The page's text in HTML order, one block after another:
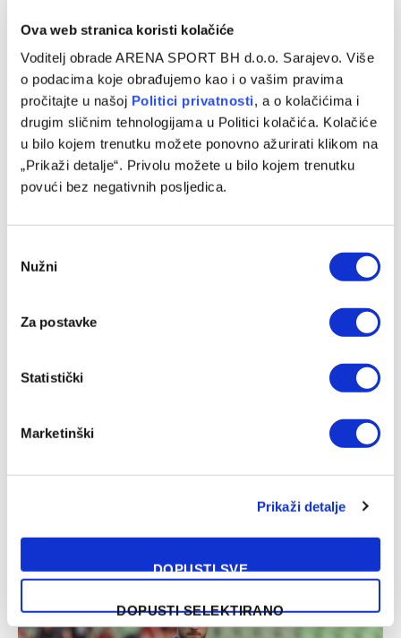
Ova web stranica koristi kolačiće
Voditelj obrade ARENA SPORT BH d.o.o. Sarajevo. Više
o podacima koje obrađujemo kao i o vašim pravima
pročitajte u našoj Politici privatnosti, a o kolačićima i
drugim sličnim tehnologijama u Politici kolačića. Kolačiće
u bilo kojem trenutku možete ponovno ažurirati klikom na
„Prikaži detalje“. Privolu možete u bilo kojem trenutku
povući bez negativnih posljedica.
Selection
Nužni
Za postavke
Statistički
Marketinški
Prikaži detalje
DOPUSTI SVE
DOPUSTI SELEKTIRANO
Rožman najavio doselekciju kadra nakon ispadanja iz
Evrope
Ulaz na meč Sarajevo – Radnik besplatan, bordo klub dao